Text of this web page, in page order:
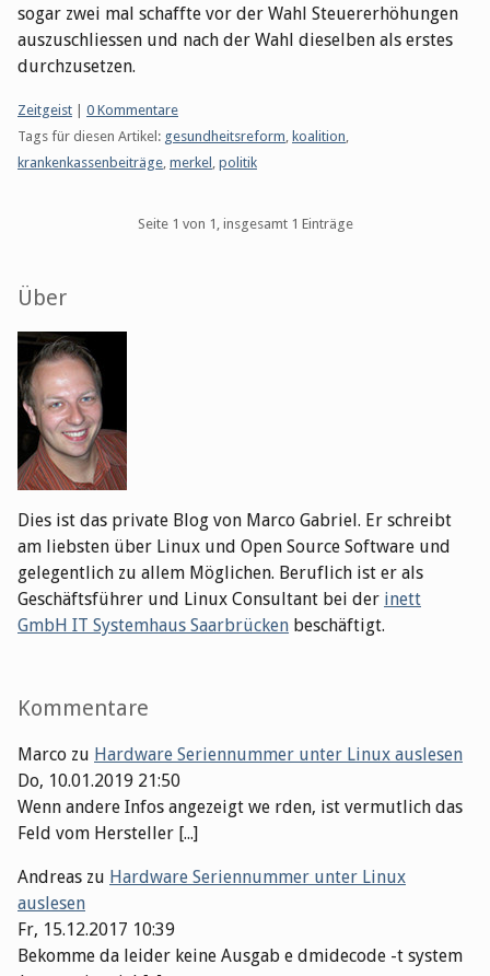
sogar zwei mal schaffte vor der Wahl Steuererhöhungen
auszuschliessen und nach der Wahl dieselben als erstes
durchzusetzen.
Kategorien:
Zeitgeist
0 Kommentare
Tags für diesen Artikel: gesundheitsreform, koalition,
krankenkassenbeiträge, merkel , politik
Seite 1 von 1, insgesamt 1 Einträge
Seitenleiste
Über
Dies ist das private Blog von Marco Gabriel. Er schreibt
am liebsten über Linux und Open Source Software und
gelegentlich zu allem Möglichen. Beruflich ist er als
Geschäftsführer und Linux Consultant bei der inett
GmbH IT Systemhaus Saarbrücken beschäftigt.
Kommentare
Marco zu Hardware Seriennummer unter Linux auslesen
Do, 10.01.2019 21:50
Wenn andere Infos angezeigt we rden, ist vermutlich das
Feld vom Hersteller [...]
Andreas zu Hardware Seriennummer unter Linux
auslesen
Fr, 15.12.2017 10:39
Bekomme da leider keine Ausgab e dmidecode -t system